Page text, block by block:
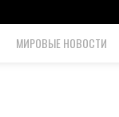
МИРОВЫЕ НОВОСТИ